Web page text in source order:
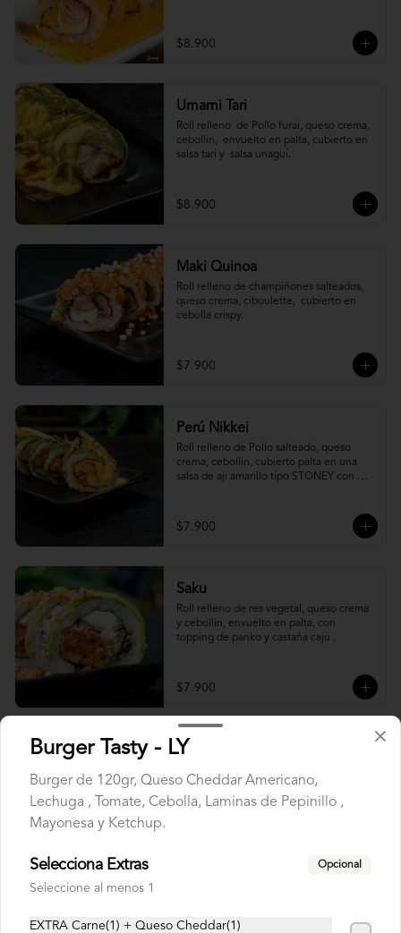
$8.900
Umami Tari
Roll relleno  de Pollo furai, queso crema,
cebollin,  envuelto en palta, cubierto en
salsa tari y  salsa unagui.
$8.900
Maki Quinoa
​Roll relleno de champiñones salteados,
queso crema, ciboulette,  cubierto en
cebolla crispy.
$7.900
Perú Nikkei
Roll relleno de Pollo salteado, queso
crema, cebollin, cubierto palta en una
salsa de aji amarillo tipo STONEY con
$7.900
Saku
Roll relleno de res vegetal, queso crema
y cebollín, envuelto en palta, con
topping de panko y castaña caju .
$7.900
Sushi Sin Arroz
Oriental Roll
Burger Tasty - LY
Burger de 120gr, Queso Cheddar Americano,
Lechuga , Tomate, Cebolla, Laminas de Pepinillo ,
Mayonesa y Ketchup.
Selecciona Extras Opcional
Seleccione al menos 1
EXTRA Carne(1) + Queso Cheddar(1)